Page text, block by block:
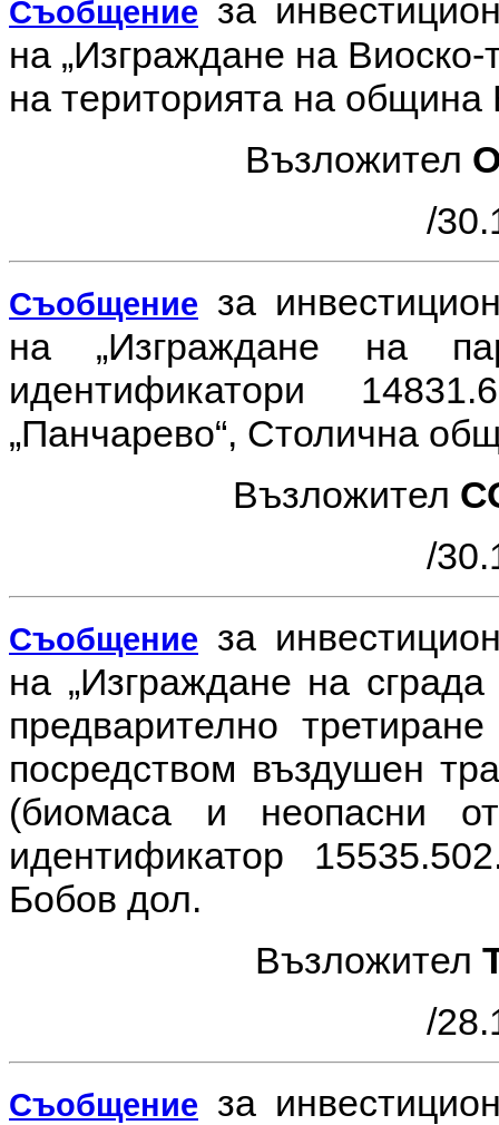
Съобщение за
на „Изграждане на Виоско-
на територията на
Възложител
/
Съобщение за
на „Изграждане на
идентификатори
„Панчарево“, Столична
Възложител
/
Съобщение за
на „Изграждане на
предварително
посредством въздушен
(биомаса и неопасни
идентификатор
Бобов дол.
Възложител
/
Съобщение за